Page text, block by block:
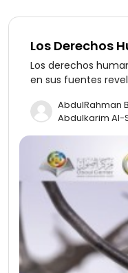
Los Derechos
Los derechos
en sus fuentes
dignidad, para que
cualidades y trate
manera. El libro
a menudo se
tos de la libertad y
manera calmada y
AbdulRahman
Abdulkarim Al-